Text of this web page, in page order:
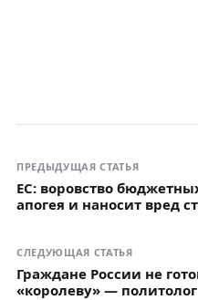
ПРЕДЫДУЩАЯ СТАТЬЯ
ЕС: воровство
апогея и наносит вред
СЛЕДУЮЩАЯ СТАТЬЯ
Граждане России не
«королеву» — политолог